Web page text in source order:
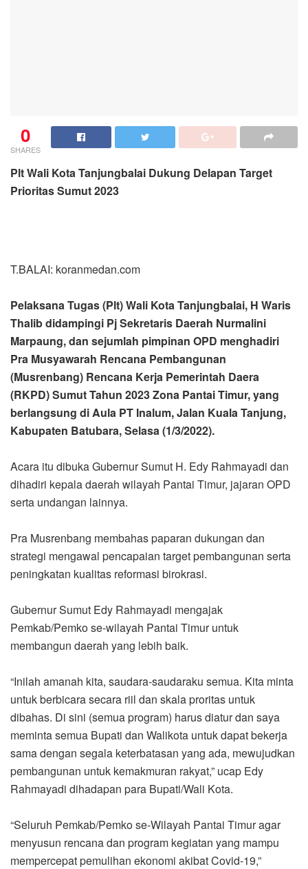
0
SHARES
Plt Wali Kota Tanjungbalai Dukung Delapan Target
Prioritas Sumut 2023
T.BALAI: koranmedan.com
Pelaksana Tugas (Plt) Wali Kota Tanjungbalai, H Waris
Thalib didampingi Pj Sekretaris Daerah Nurmalini
Marpaung, dan sejumlah pimpinan OPD menghadiri
Pra Musyawarah Rencana Pembangunan
(Musrenbang) Rencana Kerja Pemerintah Daera
(RKPD) Sumut Tahun 2023 Zona Pantai Timur, yang
berlangsung di Aula PT Inalum, Jalan Kuala Tanjung,
Kabupaten Batubara, Selasa (1/3/2022).
Acara itu dibuka Gubernur Sumut H. Edy Rahmayadi dan
dihadiri kepala daerah wilayah Pantai Timur, jajaran OPD
serta undangan lainnya.
Pra Musrenbang membahas paparan dukungan dan
strategi mengawal pencapaian target pembangunan serta
peningkatan kualitas reformasi birokrasi.
Gubernur Sumut Edy Rahmayadi mengajak
Pemkab/Pemko se-wilayah Pantai Timur untuk
membangun daerah yang lebih baik.
“Inilah amanah kita, saudara-saudaraku semua. Kita minta
untuk berbicara secara riil dan skala proritas untuk
dibahas. Di sini (semua program) harus diatur dan saya
meminta semua Bupati dan Walikota untuk dapat bekerja
sama dengan segala keterbatasan yang ada, mewujudkan
pembangunan untuk kemakmuran rakyat,” ucap Edy
Rahmayadi dihadapan para Bupati/Wali Kota.
“Seluruh Pemkab/Pemko se-Wilayah Pantai Timur agar
menyusun rencana dan program kegiatan yang mampu
mempercepat pemulihan ekonomi akibat Covid-19,”